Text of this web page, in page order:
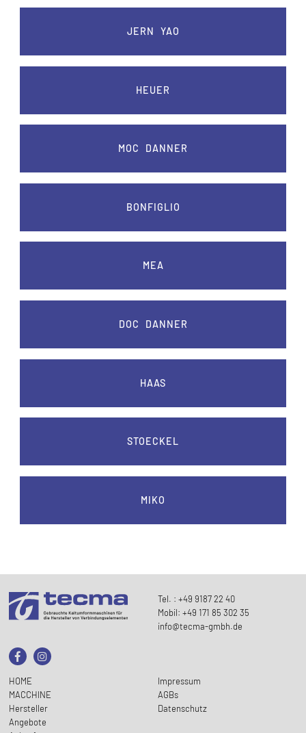
JERN YAO
HEUER
MOC DANNER
BONFIGLIO
MEA
DOC DANNER
HAAS
STOECKEL
MIKO
Tel. : +49 9187 22 40
Mobil: +49 171 85 302 35
info@tecma-gmbh.de
HOME
MACCHINE
Hersteller
Angebote
Impressum
AGBs
Datenschutz